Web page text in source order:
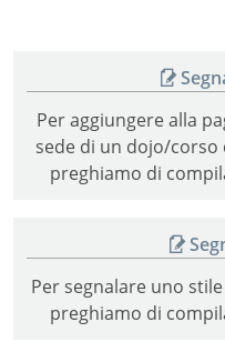
Per aggiungere alla
sede di un dojo/
preghiamo di
Per segnalare uno
preghiamo di